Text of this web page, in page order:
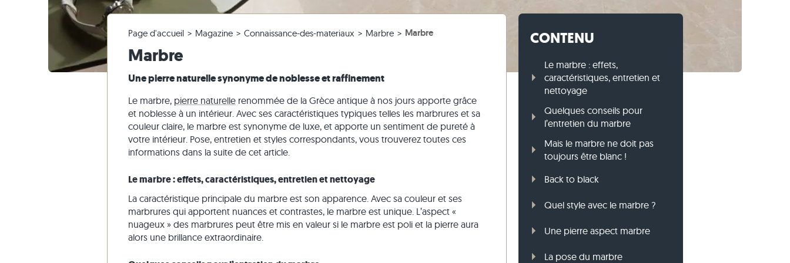
Carrelage en granite
Carrelage en quartzite
Carrelage en marbre
Carrelage antique
Carrelage salle de bain
Carrelage blanc
Dalles en ardoise
Dalles en pierre calcaire
Dalles en marbre
Dalles en quartzite
Dalles polygonales
Margelles de piscine
Dalles de 3 cm d'épaisseur
Dalles beiges
Pavés en travertin
Pavés en pierre calcaire
Blocs marches en travertin
Blocs marches en gneiss
Murets en grès
Murets en travertin
Bordures en pierre calcaire
Bordures en gneiss
Faire une réclamation & repasser commande
Modifier la commande & annuler
Envoi d'échantillon
Livraison & Transport
Entreprise Nettoyage des dalles de terrasse
Salles de séjour
Tour panoramique
Aménagement du jardin
Styles d'habitat
Pierre calcaire
Marbre
Travertin
Vidéos
Page d'accueil Magazine Connaissance-des-materiaux Marbre Marbre
Marbre
Une pierre naturelle synonyme de noblesse et raffinement
Le marbre, pierre naturellerenommée de la Grèce antique à nos jours apporte grâce
et noblesse à un intérieur. Avec ses caractéristiques typiques telles les marbrures et sa
couleur claire, le marbre est synonyme de luxe, et apporte un sentiment de pureté à
votre intérieur. Pose, entretien et styles correspondants, vous trouverez toutes ces
informations dans la suite de cet article.
Le marbre : effets, caractéristiques, entretien et nettoyage
La caractéristique principale du marbre est son apparence. Avec sa couleur et ses
marbrures qui apportent nuances et contrastes, le marbre est unique. L’aspect «
nuageux » des marbrures peut être mis en valeur si le marbre est poli et la pierre aura
alors une brillance extraordinaire.
CONTENU
Le marbre : effets,
caractéristiques, entretien et
nettoyage
Quelques conseils pour
l’entretien du marbre
Mais le marbre ne doit pas
toujours être blanc !
Back to black
Quel style avec le marbre ?
Une pierre aspect marbre
La pose du marbre